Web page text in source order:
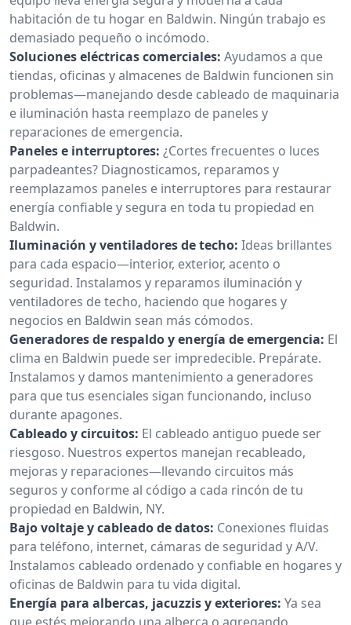
habitación de tu hogar en Baldwin. Ningún trabajo es
demasiado pequeño o incómodo.
Soluciones eléctricas comerciales: Ayudamos a que
tiendas, oficinas y almacenes de Baldwin funcionen sin
problemas—manejando desde cableado de maquinaria
e iluminación hasta reemplazo de paneles y
reparaciones de emergencia.
Paneles e interruptores: ¿Cortes frecuentes o luces
parpadeantes? Diagnosticamos, reparamos y
reemplazamos paneles e interruptores para restaurar
energía confiable y segura en toda tu propiedad en
Baldwin.
Iluminación y ventiladores de techo: Ideas brillantes
para cada espacio—interior, exterior, acento o
seguridad. Instalamos y reparamos iluminación y
ventiladores de techo, haciendo que hogares y
negocios en Baldwin sean más cómodos.
Generadores de respaldo y energía de emergencia: El
clima en Baldwin puede ser impredecible. Prepárate.
Instalamos y damos mantenimiento a generadores
para que tus esenciales sigan funcionando, incluso
durante apagones.
Cableado y circuitos: El cableado antiguo puede ser
riesgoso. Nuestros expertos manejan recableado,
mejoras y reparaciones—llevando circuitos más
seguros y conforme al código a cada rincón de tu
propiedad en Baldwin, NY.
Bajo voltaje y cableado de datos: Conexiones fluidas
para teléfono, internet, cámaras de seguridad y A/V.
Instalamos cableado ordenado y confiable en hogares y
oficinas de Baldwin para tu vida digital.
Energía para albercas, jacuzzis y exteriores: Ya sea